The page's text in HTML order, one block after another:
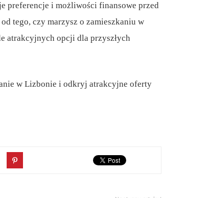
preferencje i możliwości finansowe przed
tego, czy marzysz o zamieszkaniu w
atrakcyjnych opcji dla przyszłych
w Lizbonie i odkryj atrakcyjne oferty